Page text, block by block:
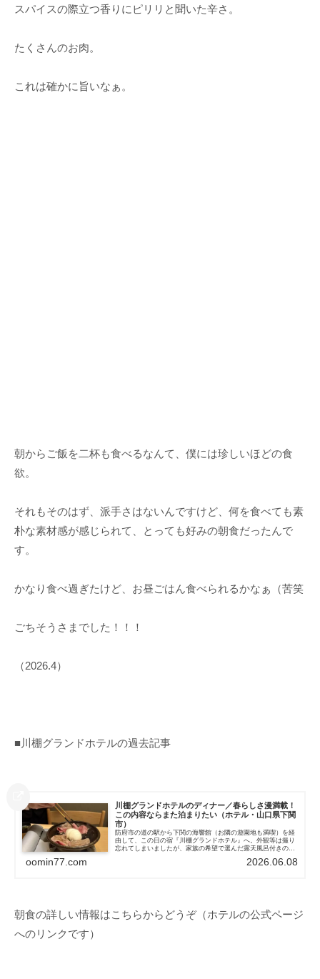
スパイスの際立つ香りにピリリと聞いた辛さ。
たくさんのお肉。
これは確かに旨いなぁ。
朝からご飯を二杯も食べるなんて、僕には珍しいほどの食
欲。
それもそのはず、派手さはないんですけど、何を食べても素
朴な素材感が感じられて、とっても好みの朝食だったんで
す。
かなり食べ過ぎたけど、お昼ごはん食べられるかなぁ（苦笑
ごちそうさまでした！！！
（2026.4）
■川棚グランドホテルの過去記事
川棚グランドホテルのディナー／春らしさ漫満載！
この内容ならまた泊まりたい（ホテル・山口県下関
市）
防府市の道の駅から下関の海響館（お隣の遊園地も満喫）を経
由して、この日の宿『川棚グランドホテル』へ。外観等は撮り
忘れてしまいましたが、家族の希望で選んだ露天風呂付きの離
oomin77.com 2026.06.08
朝食の詳しい情報はこちらからどうぞ（ホテルの公式ページ
へのリンクです）